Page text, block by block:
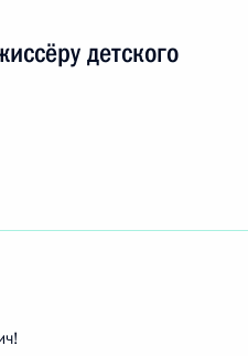
детского